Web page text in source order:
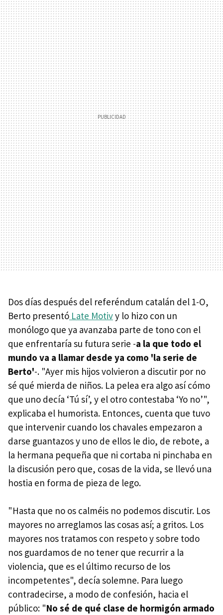
Dos días después del referéndum catalán del 1-O,
Berto presentó Late Motivy lo hizo con un
monólogo que ya avanzaba parte de tono con el
que enfrentaría su futura serie -a la que todo el
mundo va a llamar desde ya como 'la serie de
Berto'-. "Ayer mis hijos volvieron a discutir por no
sé qué mierda de niños. La pelea era algo así cómo
que uno decía ‘Tú sí’, y el otro contestaba ‘Yo no’",
explicaba el humorista. Entonces, cuenta que tuvo
que intervenir cuando los chavales empezaron a
darse guantazos y uno de ellos le dio, de rebote, a
la hermana pequeña que ni cortaba ni pinchaba en
la discusión pero que, cosas de la vida, se llevó una
hostia en forma de pieza de lego.
"Hasta que no os calméis no podemos discutir. Los
mayores no arreglamos las cosas así; a gritos. Los
mayores nos tratamos con respeto y sobre todo
nos guardamos de no tener que recurrir a la
violencia, que es el último recurso de los
incompetentes", decía solemne. Para luego
contradecirse, a modo de confesión, hacia el
público: "No sé de qué clase de hormigón armado